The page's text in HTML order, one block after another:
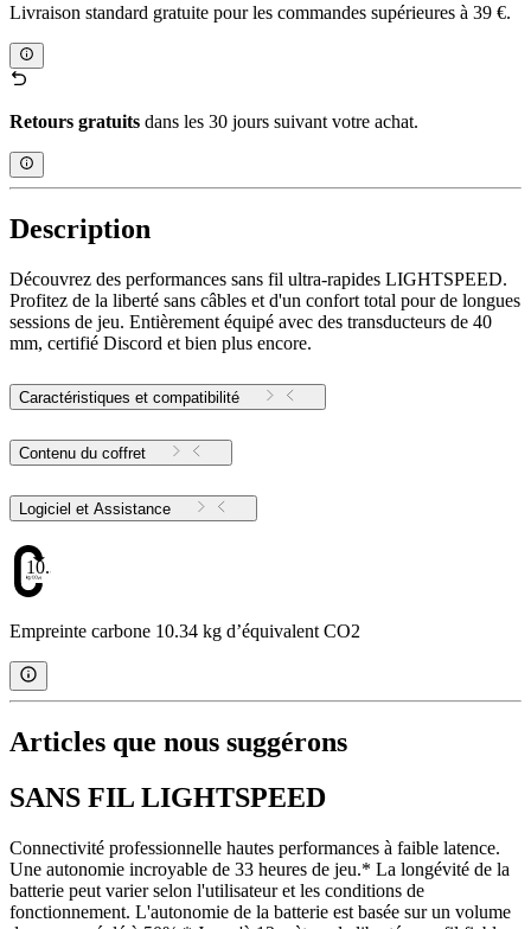
Livraison standard gratuite pour les commandes supérieures à 39 €.
Retours gratuits dans les 30 jours suivant votre achat.
Description
Découvrez des performances sans fil ultra-rapides LIGHTSPEED.
Profitez de la liberté sans câbles et d'un confort total pour de longues
sessions de jeu. Entièrement équipé avec des transducteurs de 40
mm, certifié Discord et bien plus encore.
Caractéristiques et compatibilité
Contenu du coffret
Logiciel et Assistance
10.34
Empreinte carbone 10.34 kg d’équivalent CO2
Articles que nous suggérons
SANS FIL LIGHTSPEED
Connectivité professionnelle hautes performances à faible latence.
Une autonomie incroyable de 33 heures de jeu.* La longévité de la
batterie peut varier selon l'utilisateur et les conditions de
fonctionnement. L'autonomie de la batterie est basée sur un volume